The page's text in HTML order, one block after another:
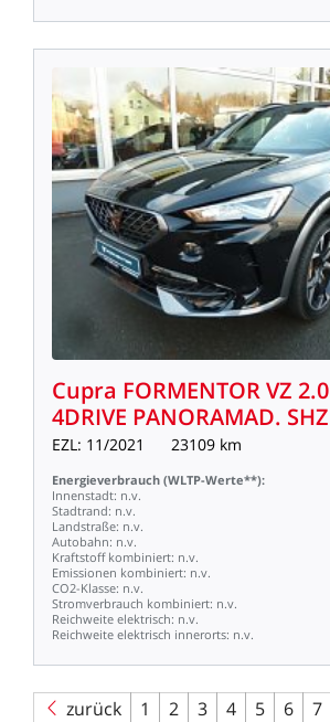
Cupra FORMENTORVZ 2.0
4DRIVE PANORAMAD. SHZ
EZL: 11/2021 23109 km
Energieverbrauch (WLTP-Werte**):
Innenstadt: n.v.
Stadtrand: n.v.
Landstraße: n.v.
Autobahn: n.v.
Kraftstoff kombiniert: n.v.
Emissionen kombiniert: n.v.
CO2-Klasse: n.v.
Stromverbrauch kombiniert: n.v.
Reichweite elektrisch: n.v.
Reichweite elektrisch innerorts: n.v.
zurück 1 2 3 4 5 6 7